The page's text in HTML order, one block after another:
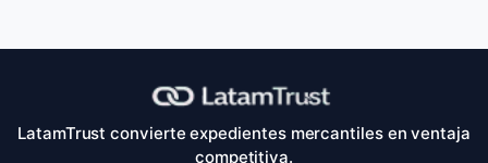
LatamTrust convierte expedientes mercantiles en ventaja
competitiva.